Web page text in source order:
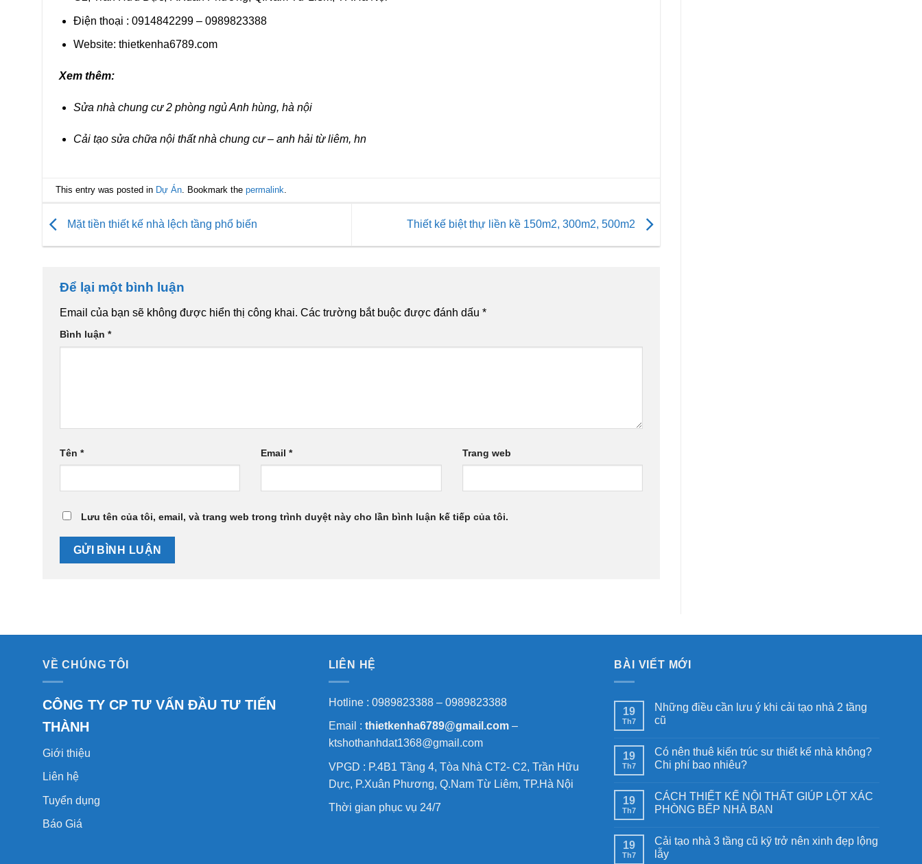
Điện thoại : 0914842299 – 0989823388
Website: thietkenha6789.com
Xem thêm:
Sửa nhà chung cư 2 phòng ngủ Anh hùng, hà nội
Cải tạo sửa chữa nội thất nhà chung cư – anh hải từ liêm, hn
This entry was posted in Dự Án . Bookmark thepermalink
Mặt tiền thiết kế nhà lệch tầng phổ biến Thiết kế biệt thự liền kề 150m2, 300m2, 500m2
Để lại một bình luận
Email của bạn sẽ không được hiển thị công khai. Các trường bắt buộc được đánh dấu *
Bình luận *
Tên * Email* Trang web
Lưu tên của tôi, email, và trang web trong trình duyệt này cho lần bình luận kế tiếp của tôi.
VỀ CHÚNG TÔI
CÔNG TY CP TƯ VẤN ĐẦU TƯ TIẾN
THÀNH
Giới thiệu
Liên hệ
Tuyển dụng
Báo Giá
LIÊN HỆ
Hotline : 0989823388 – 0989823388
Email : thietkenha6789@gmail.com–
ktshothanhdat1368@gmail.com
VPGD : P.4B1 Tầng 4, Tòa Nhà CT2- C2, Trần Hữu
Dực, P.Xuân Phương, Q.Nam Từ Liêm, TP.Hà Nội
Thời gian phục vụ 24/7
BÀI VIẾT MỚI
19
Th7
Những điều cần lưu ý khi cải tạo nhà 2 tầng
cũ
19
Th7
Có nên thuê kiến trúc sư thiết kế nhà không?
Chi phí bao nhiêu?
19
Th7
CÁCH THIẾT KẾ NỘI THẤT GIÚP LỘT XÁC
PHÒNG BẾP NHÀ BẠN
19
Th7
Cải tạo nhà 3 tầng cũ kỹ trở nên xinh đẹp lộng
lẫy